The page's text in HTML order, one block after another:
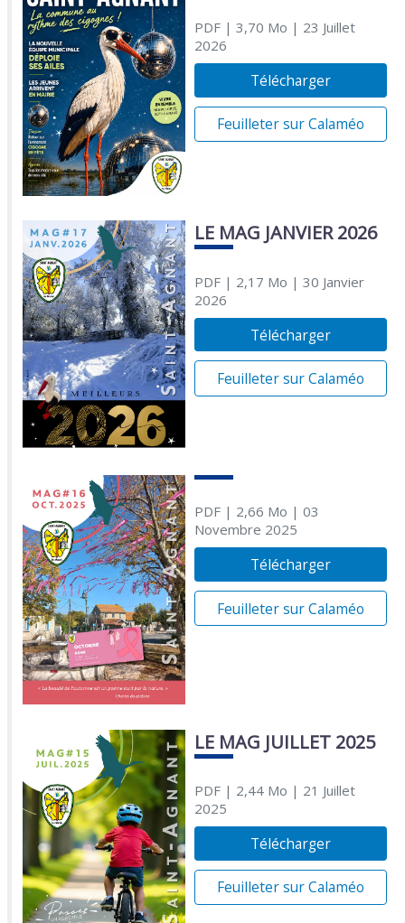
PDF| 3,70 Mo | 23 Juillet
2026
Télécharger
Feuilleter sur Calaméo
LE MAG JANVIER 2026
PDF| 2,17 Mo | 30 Janvier
2026
Télécharger
Feuilleter sur Calaméo
PDF| 2,66 Mo | 03
Novembre 2025
Télécharger
Feuilleter sur Calaméo
LE MAG JUILLET 2025
PDF| 2,44 Mo | 21 Juillet
2025
Télécharger
Feuilleter sur Calaméo